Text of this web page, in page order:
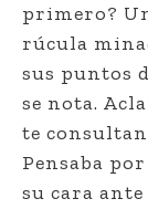
primero?
rúcula
sus puntos
se nota.
te
Pensaba
su cara